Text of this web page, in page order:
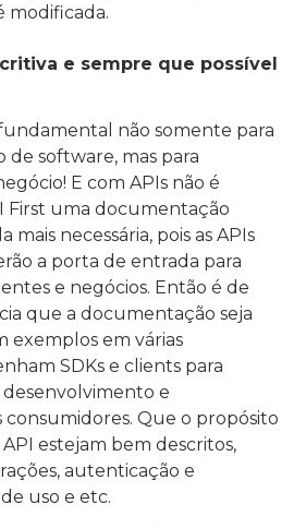
modificada.
e sempre que possível
não somente para
software, mas para
E com APIs não é
First uma documentação
mais necessária, pois as APIs
a porta de entrada para
e negócios. Então é de
que a documentação seja
exemplos em várias
SDKs e clients para
e
Que o propósito
estejam bem descritos,
autenticação e
uso e etc.